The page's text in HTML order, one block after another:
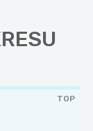
TOP